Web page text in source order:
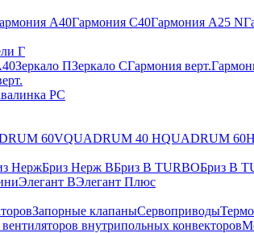
А40Гармония С40Гармония А25 N
Г
Зеркало ПЗеркало СГармония верт.
РС
60VQUADRUM 40 HQUADRUM 60H
НержБриз Нерж ВБриз В TURBOБриз В
Элегант ВЭлегант Плюс
Запорные клапаныСервоприводы
внутрипольных конвекторов